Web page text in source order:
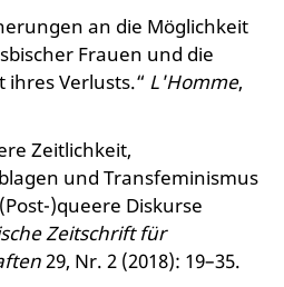
an die Möglichkeit
Frauen und die
Verlusts.“ L'Homme,
Zeitlichkeit,
und Transfeminismus
)queere Diskurse
Zeitschrift für
29, Nr. 2 (2018): 19–35.